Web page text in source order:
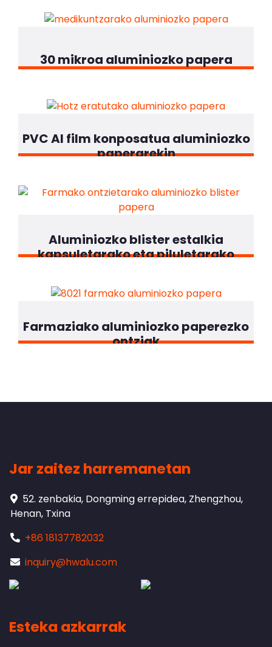
30 mikroa aluminiozko papera
PVC Al film konposatua aluminiozko
paperarekin
Aluminiozko blister estalkia
kapsuletarako eta piluletarako
Farmaziako aluminiozko paperezko
ontziak
Jar zaitez harremanetan
52. zenbakia, Dongming errepidea, Zhengzhou,
Henan, Txina
+86 18137782032
inquiry@hwalu.com
Esteka azkarrak